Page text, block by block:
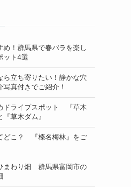
め！群馬県で春バラを楽し
ット4選
ら立ち寄りたい！静かな穴
真付きでご紹介！
ドライブスポット 『草木
『草木ダム』
どこ？ 『榛名梅林』をご
まわり畑 群馬県富岡市の